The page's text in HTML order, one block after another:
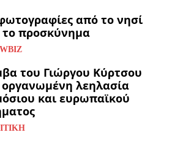
από το νησί
το προσκύνημα
του Γιώργου Κύρτσου
οργανωμένη λεηλασία
και ευρωπαϊκού